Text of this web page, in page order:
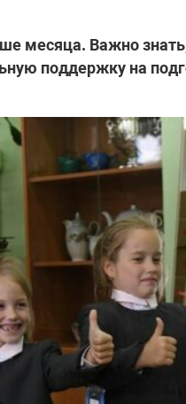
месяца. Важно
поддержку на